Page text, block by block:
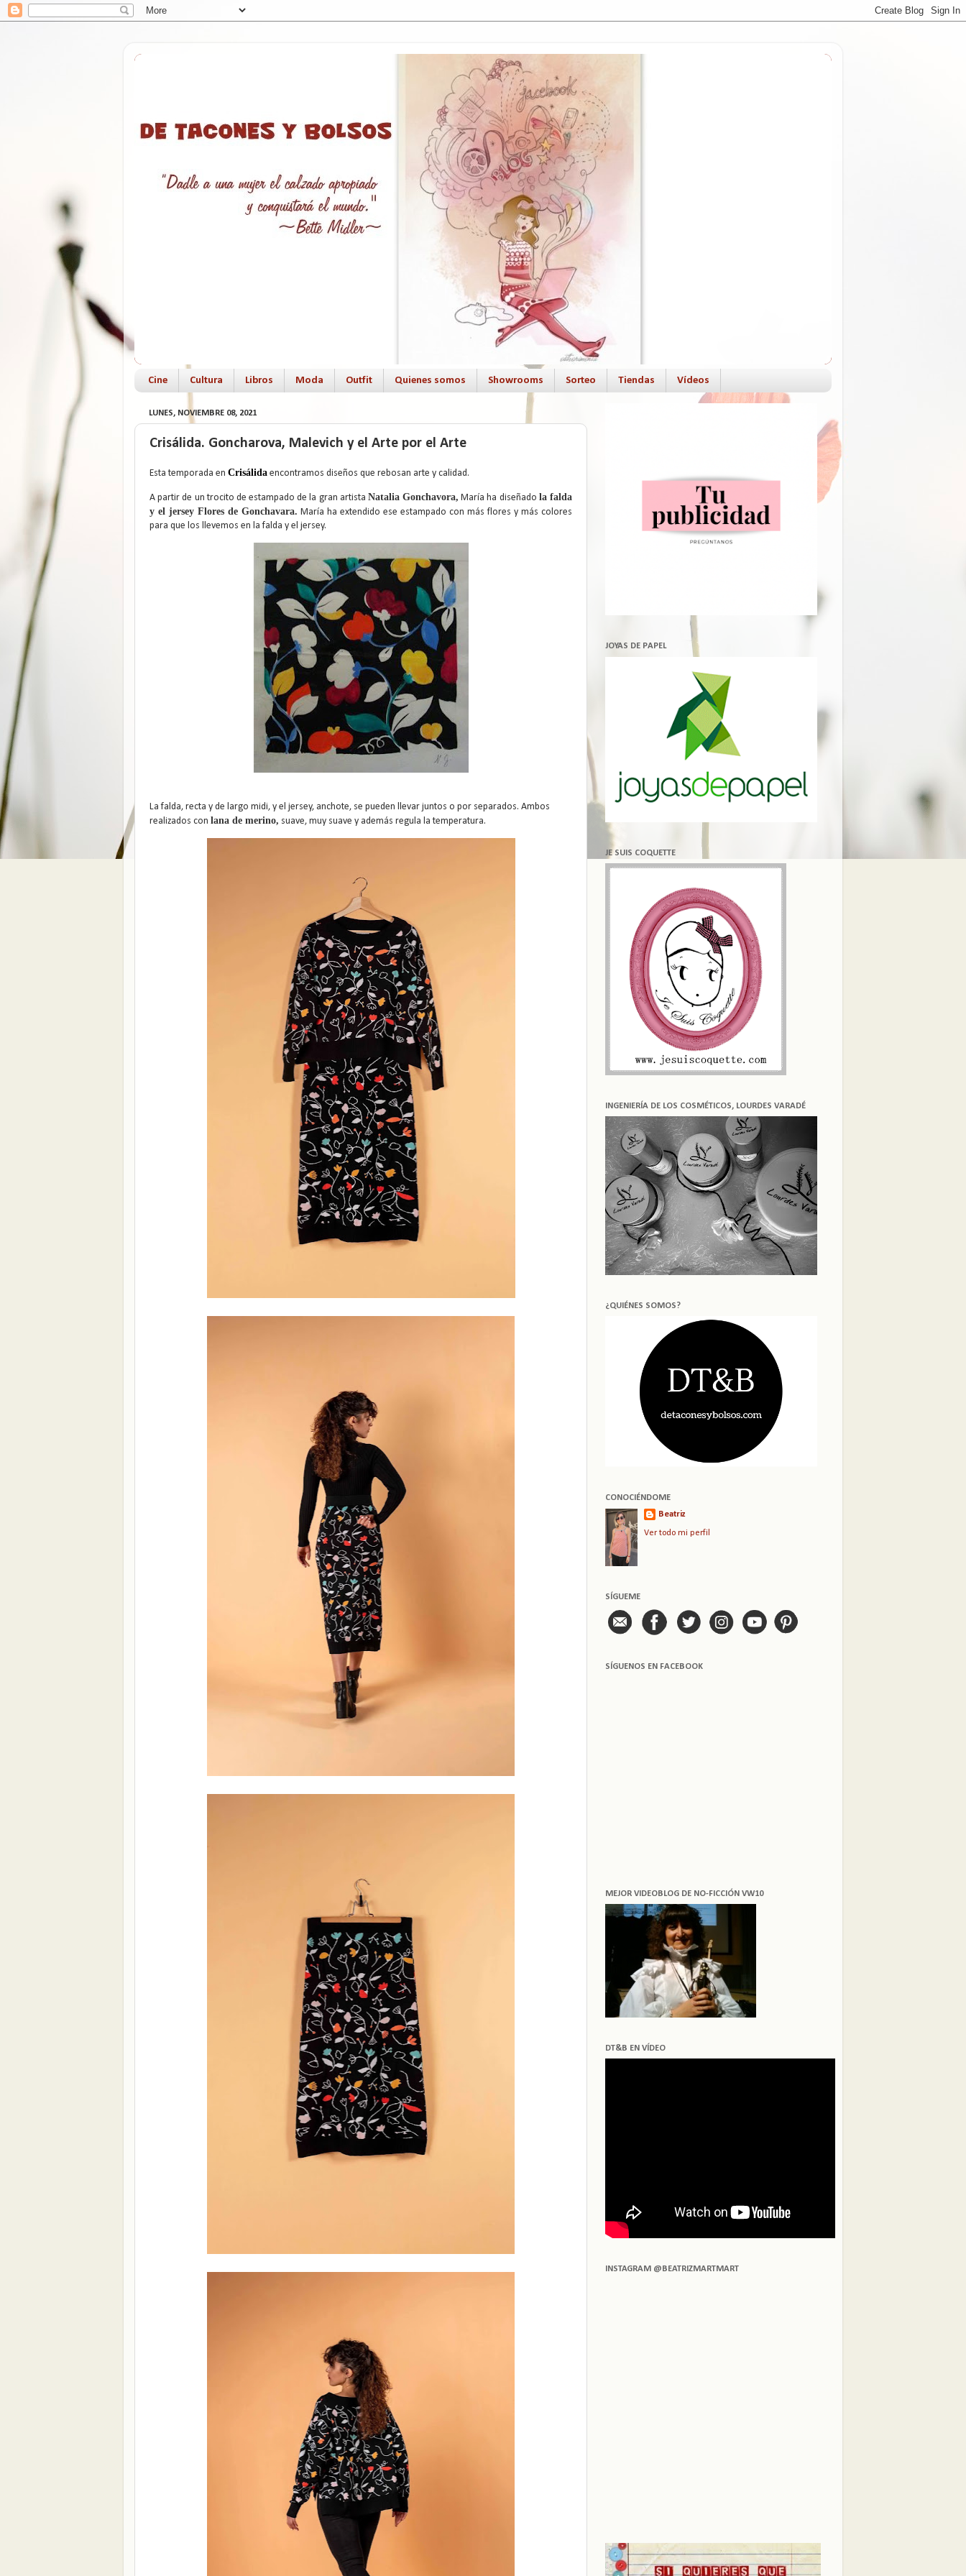
Cine Cultura Libros Moda Outfit Quienes somos Showrooms Sorteo Tiendas Vídeos
LUNES, NOVIEMBRE 08, 2021
Crisálida. Goncharova, Malevich y el Arte por el Arte
Esta temporada en Crisálida encontramos diseños que rebosan arte y calidad.
A partir de un trocito de estampado de la gran artista Natalia Gonchavora, María ha diseñado la falda
y el jersey Flores de Gonchavara. María ha extendido ese estampado con más flores y más colores
para que los llevemos en la falda y el jersey.
La falda, recta y de largo midi, y el jersey, anchote, se pueden llevar juntos o por separados. Ambos
realizados con lana de merino, suave, muy suave y además regula la temperatura.
JOYAS DE PAPEL
JE SUIS COQUETTE
INGENIERÍA DE LOS COSMÉTICOS, LOURDES VARADÉ
¿QUIÉNES SOMOS?
CONOCIÉNDOME
Beatriz
Ver todo mi perfil
SÍGUEME
SÍGUENOS EN FACEBOOK
MEJOR VIDEOBLOG DE NO-FICCIÓN VW10
DT&B EN VÍDEO
INSTAGRAM @BEATRIZMARTMART